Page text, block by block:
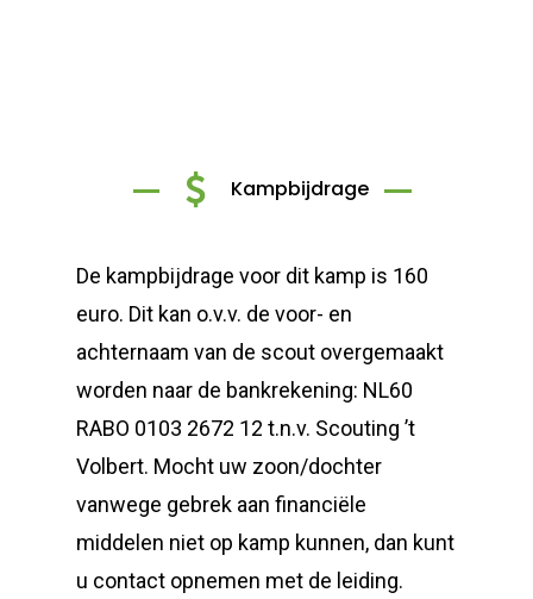
Kampbijdrage
De kampbijdrage voor dit kamp is 160
euro. Dit kan o.v.v. de voor- en
achternaam van de scout overgemaakt
worden naar de bankrekening: NL60
RABO 0103 2672 12 t.n.v. Scouting ’t
Volbert. Mocht uw zoon/dochter
vanwege gebrek aan financiële
middelen niet op kamp kunnen, dan kunt
u contact opnemen met de leiding.